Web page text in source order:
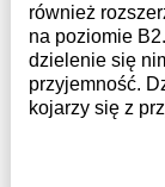
również
na poziomie
dzielenie się
przyjemność.
kojarzy się z